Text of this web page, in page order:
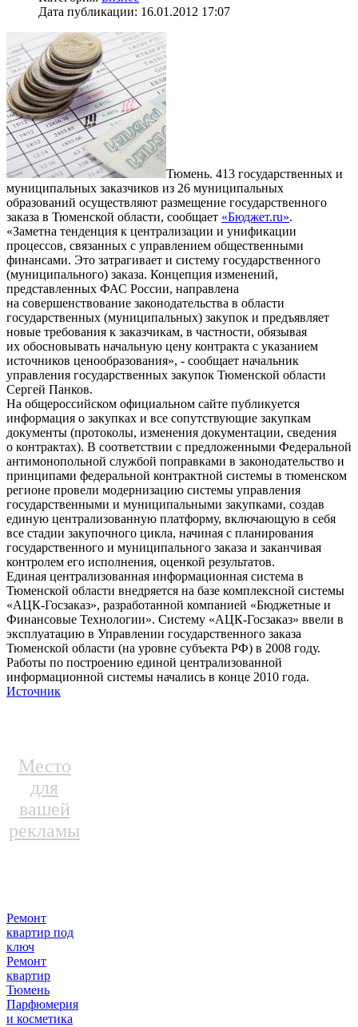
Дата публикации: 16.01.2012 17:07
Тюмень. 413 государственных и
муниципальных заказчиков из 26 муниципальных
образований осуществляют размещение государственного
заказа в Тюменской области, сообщает «Бюджет.ru».
«Заметна тенденция к централизации и унификации
процессов, связанных с управлением общественными
финансами. Это затрагивает и систему государственного
(муниципального) заказа. Концепция изменений,
представленных ФАС России, направлена
на совершенствование законодательства в области
государственных (муниципальных) закупок и предъявляет
новые требования к заказчикам, в частности, обязывая
их обосновывать начальную цену контракта с указанием
источников ценообразования», - сообщает начальник
управления государственных закупок Тюменской области
Сергей Панков.
На общероссийском официальном сайте публикуется
информация о закупках и все сопутствующие закупкам
документы (протоколы, изменения документации, сведения
о контрактах). В соответствии с предложенными Федеральной
антимонопольной службой поправками в законодательство и
принципами федеральной контрактной системы в тюменском
регионе провели модернизацию системы управления
государственными и муниципальными закупками, создав
единую централизованную платформу, включающую в себя
все стадии закупочного цикла, начиная с планирования
государственного и муниципального заказа и заканчивая
контролем его исполнения, оценкой результатов.
Единая централизованная информационная система в
Тюменской области внедряется на базе комплексной системы
«АЦК-Госзаказ», разработанной компанией «Бюджетные и
Финансовые Технологии». Систему «АЦК-Госзаказ» ввели в
эксплуатацию в Управлении государственного заказа
Тюменской области (на уровне субъекта РФ) в 2008 году.
Работы по построению единой централизованной
информационной системы начались в конце 2010 года.
Источник
Место
для
вашей
рекламы
Ремонт
квартир под
ключ
Ремонт
квартир
Тюмень
Парфюмерия
и косметика